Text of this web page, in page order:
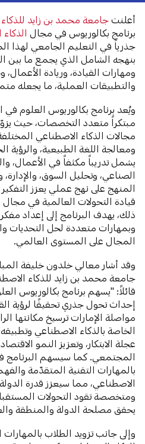
أعلنتجامعة محمد بن زايد للذكاء
برنامج بكالوريوس في مجالالذكاء
جذرياً في التعليم الجامعي لهذا
بنهجه الشامل الذي يجمع ما بين
ومهارات القيادة، وريادة الأعمال،
والتطبيقات العملية، ما يجعله
ويُعد برنامج بكالوريوس العلوم في
مبتكراً متعدد التخصصات، حيث
مجالات الذكاء الاصطناعي
ومعالجة اللغة الطبيعية، والرؤية
يشمل تدريباً مكثفاً في الأعمال،
الصناعي، وتحليل السوق،
المنهج على نهج عملي يعزز
قيادة التحولات العالمية في مجال
ذلك، يهدف البرنامج إلى إعداد
وبمهارات متعددة لحل التحديات
المجال على المستوى العالمي.
وقد أشار معالي خلدون خليفة
جامعة محمد بن زايد للذكاء
قائلاً: "يسهم برنامج بكالوريوس
إحداث تحول جذري تحقيقًا لرؤية
مواصلة الإمارات ترسيخ مكانتها
الخاصة بالذكاء الاصطناعي
عجلة الابتكار، وتعزيز النمو
المجتمعي. كما سيسهم البرنامج
بالمهارات التقنية المتقدّمة
الاصطناعي، مما سيعزز قدرة
ومتخصصة تقود التحولات
يحقق مصلحة الدولة والمنطقة
وإلى جانب تزويد الطلاب